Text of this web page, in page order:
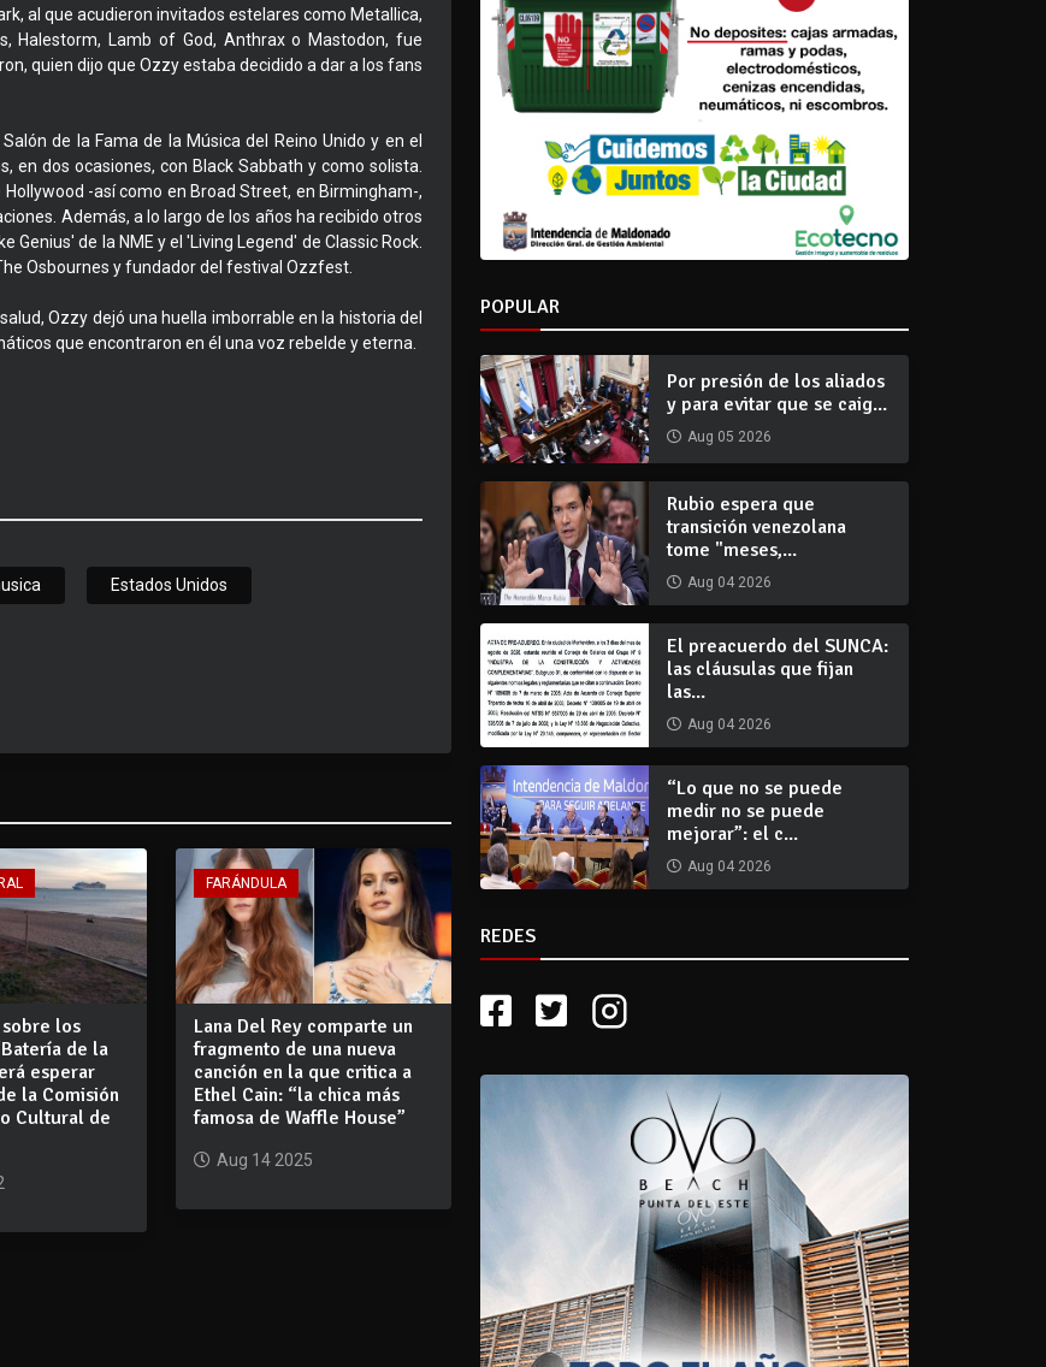
al que acudieron invitados estelares como Metallica,
Halestorm, Lamb of God, Anthrax o Mastodon, fue
quien dijo que Ozzy estaba decidido a dar a los fans
de la Fama de la Música del Reino Unido y en el
en dos ocasiones, con Black Sabbath y como solista.
-así como en Broad Street, en Birmingham-,
Además, a lo largo de los años ha recibido otros
de la NME y el 'Living Legend' de Classic Rock.
Osbournes y fundador del festival Ozzfest.
Ozzy dejó una huella imborrable en la historia del
que encontraron en él una voz rebelde y eterna.
Estados Unidos
los
de la
esperar
la Comisión
Cultural de
FARÁNDULA
Lana Del Rey comparte un
fragmento de una nueva
canción en la que critica a
Ethel Cain: “la chica más
famosa de Waffle House”
Aug 14 2025
POPULAR
Por presión de los aliados
y para evitar que se caig...
Aug 05 2026
Rubio espera que
transición venezolana
tome "meses,...
Aug 04 2026
El preacuerdo del SUNCA:
las cláusulas que fijan
las...
Aug 04 2026
“Lo que no se puede
medir no se puede
mejorar”: el c...
Aug 04 2026
REDES